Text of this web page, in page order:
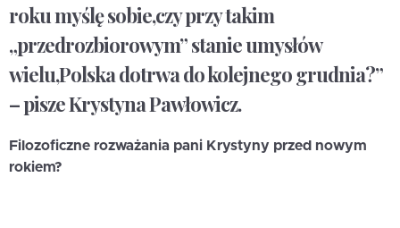
roku myślę sobie,czy przy takim
„przedrozbiorowym” stanie umysłów
wielu,Polska dotrwa do kolejnego grudnia?”
– pisze Krystyna Pawłowicz.
Filozoficzne rozważania pani Krystyny przed nowym
rokiem?